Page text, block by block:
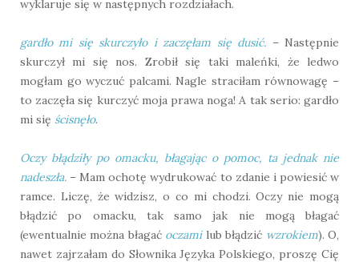
wyklaruje się w następnych rozdziałach.
gardło mi się skurczyło i zaczęłam się dusić. – Następnie
skurczył mi się nos. Zrobił się taki maleńki, że ledwo
mogłam go wyczuć palcami. Nagle straciłam równowagę –
to zaczęła się kurczyć moja prawa noga! A tak serio: gardło
mi się ścisnęło.
Oczy błądziły po omacku, błagając o pomoc, ta jednak nie
nadeszła. – Mam ochotę wydrukować to zdanie i powiesić w
ramce. Liczę, że widzisz, o co mi chodzi. Oczy nie mogą
błądzić po omacku, tak samo jak nie mogą błagać
(ewentualnie można błagać oczamilub błądzić wzrokiem). O,
nawet zajrzałam do Słownika Języka Polskiego, proszę Cię